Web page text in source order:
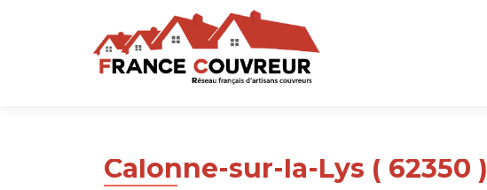
Calonne-sur-la-Lys ( 62350 )